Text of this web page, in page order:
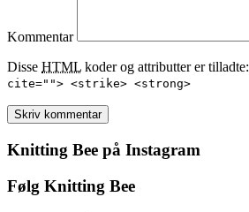
Kommentar
Disse HTML koder og attributter er tilladte:
cite=""> <strike> <strong>
Knitting Bee på Instagram
Følg Knitting Bee